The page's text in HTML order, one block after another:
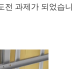
전 과제가 되었습니